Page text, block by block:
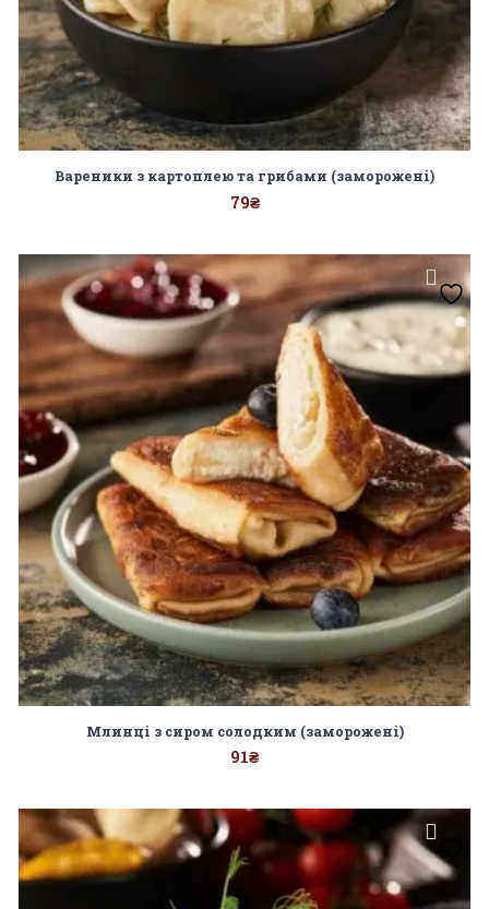
Вареники з картоплею та грибами (заморожені)
79₴
Млинці з сиром солодким (заморожені)
91₴